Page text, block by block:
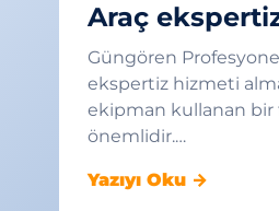
Araç
Güngören
ekspertiz hizmeti
ekipman kullanan bir
önemlidir.…
Yazıyı Oku →